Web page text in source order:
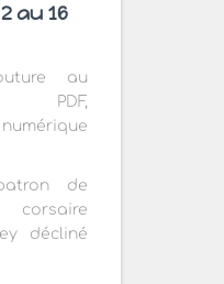
au 16
au
de
décliné